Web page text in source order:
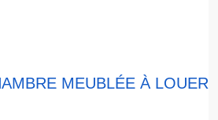
MEUBLÉE À LOUER